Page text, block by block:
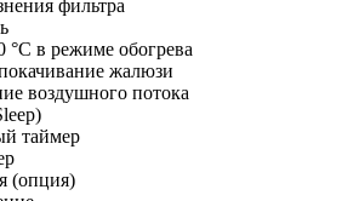
фильтра
°С в режиме обогрева
жалюзи
воздушного потока
таймер
(опция)